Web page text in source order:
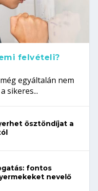
felvételi?
egyáltalán nem
sikeres...
ösztöndíjat a
fontos
nevelő